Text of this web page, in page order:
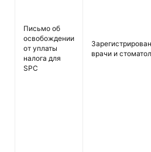
Письмо об
освобождении
от уплаты
налога для
SPC
врачи и